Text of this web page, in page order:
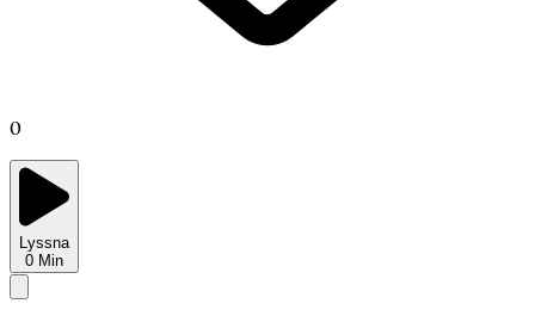
0
Lyssna
0 Min